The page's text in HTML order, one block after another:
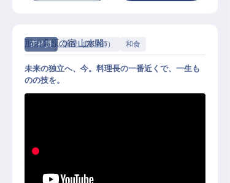
正社員 調理（調理師） 和食
OK／希望休・連休可
那須高原の宿 山水閣
未来の独立へ、今。料理長の一番近くで、一生も
のの技を。